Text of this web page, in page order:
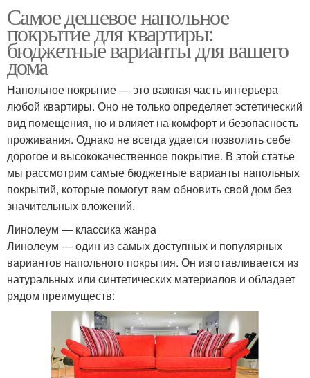
Самое дешевое напольное
покрытие для квартиры:
бюджетные варианты для вашего
дома
Напольное покрытие — это важная часть интерьера
любой квартиры. Оно не только определяет эстетический
вид помещения, но и влияет на комфорт и безопасность
проживания. Однако не всегда удается позволить себе
дорогое и высококачественное покрытие. В этой статье
мы рассмотрим самые бюджетные варианты напольных
покрытий, которые помогут вам обновить свой дом без
значительных вложений.
Линолеум — классика жанра
Линолеум — один из самых доступных и популярных
вариантов напольного покрытия. Он изготавливается из
натуральных или синтетических материалов и обладает
рядом преимуществ: